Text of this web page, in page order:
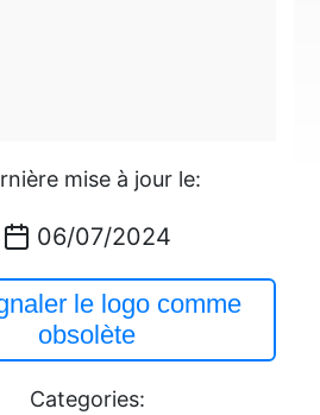
mise à jour le:
06/07/2024
le logo comme
obsolète
Categories: